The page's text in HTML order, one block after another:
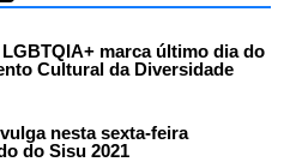
LGBTQIA+ marca último dia do
Cultural da Diversidade
nesta sexta-feira
do Sisu 2021